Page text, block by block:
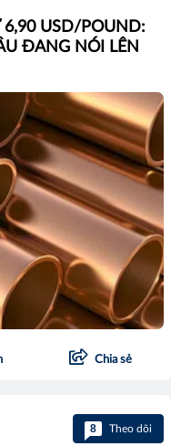
USD/POUND:
ĐANG NÓI LÊN
Chia sẻ
8 Theo dõi